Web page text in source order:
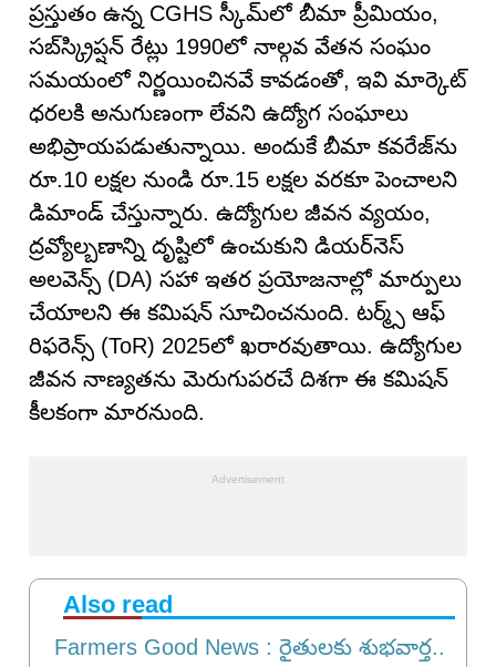
ప్రస్తుతం ఉన్న CGHS స్కీమ్‌లో బీమా ప్రీమియం,
సబ్‌స్క్రిప్షన్ రేట్లు 1990లో నాల్గవ వేతన సంఘం
సమయంలో నిర్ణయించినవే కావడంతో, ఇవి మార్కెట్
ధరలకి అనుగుణంగా లేవని ఉద్యోగ సంఘాలు
అభిప్రాయపడుతున్నాయి. అందుకే బీమా కవరేజ్‌ను
రూ.10 లక్షల నుండి రూ.15 లక్షల వరకూ పెంచాలని
డిమాండ్ చేస్తున్నారు. ఉద్యోగుల జీవన వ్యయం,
ద్రవ్యోల్బణాన్ని దృష్టిలో ఉంచుకుని డియర్‌నెస్
అలవెన్స్ (DA) సహా ఇతర ప్రయోజనాల్లో మార్పులు
చేయాలని ఈ కమిషన్ సూచించనుంది. టర్మ్స్ ఆఫ్
రిఫరెన్స్ (ToR) 2025లో ఖరారవుతాయి. ఉద్యోగుల
జీవన నాణ్యతను మెరుగుపరచే దిశగా ఈ కమిషన్
కీలకంగా మారనుంది.
Also read
Farmers Good News : రైతులకు శుభవార్త..